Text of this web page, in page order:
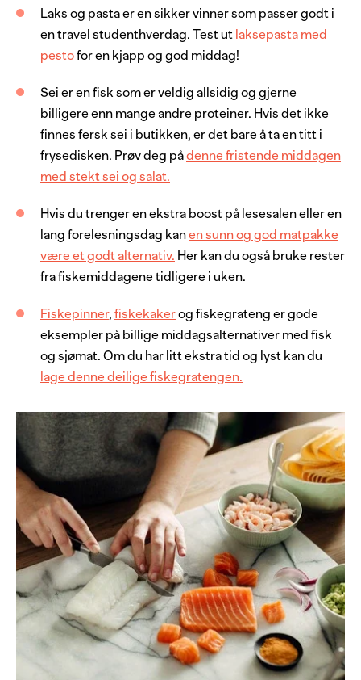
Laks og pasta er en sikker vinner som passer godt i
en travel studenthverdag. Test ut laksepasta med
pestofor en kjapp og god middag!
Sei er en fisk som er veldig allsidig og gjerne
billigere enn mange andre proteiner. Hvis det ikke
finnes fersk sei i butikken, er det bare å ta en titt i
frysedisken. Prøv deg pådenne fristende middagen
med stekt sei og salat.
Hvis du trenger en ekstra boost på lesesalen eller en
lang forelesningsdag kanen sunn og god matpakke
være et godt alternativ. Her kan du også bruke rester
fra fiskemiddagene tidligere i uken.
Fiskepinner, fiskekakerog fiskegrateng er gode
eksempler på billige middagsalternativer med fisk
og sjømat. Om du har litt ekstra tid og lyst kan du
lage denne deilige fiskegratengen.